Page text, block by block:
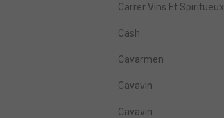
Carrer Vins Et Spiritueux
Cash
Cavarmen
Cavavin
Cavavin